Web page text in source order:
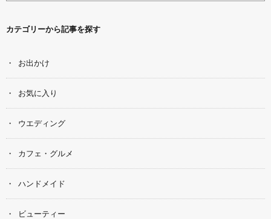
カテゴリーから記事を探す
お出かけ
お気に入り
ウエディング
カフェ・グルメ
ハンドメイド
ビューティー